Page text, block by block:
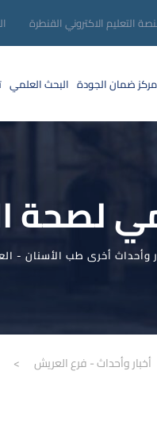
التعليم الاكتروني القنطرة
مركز ضمان الجودة البحث العلمي
لصحة
وأحداث أخرى طب الأسنان -
أخبار وأحداث - فرع العريش >